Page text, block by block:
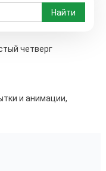
четверг
и анимации,